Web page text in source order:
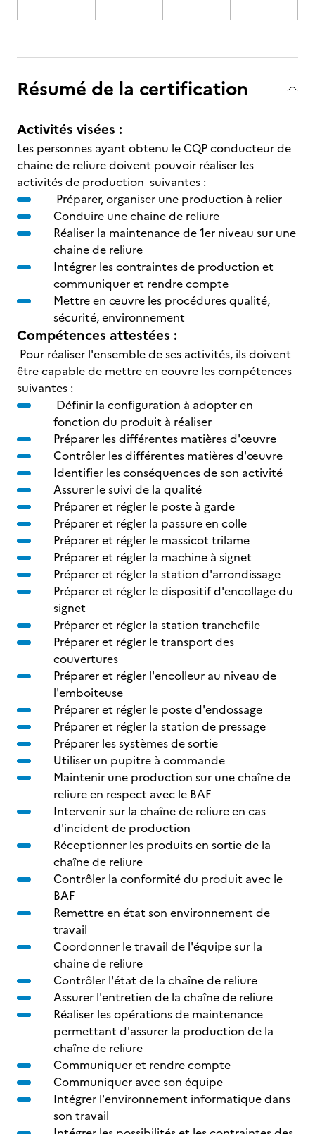
Résumé de la certification
Activités visées :
Les personnes ayant obtenu le CQP conducteur de
chaine de reliure doivent pouvoir réaliser les
activités de production suivantes :
Préparer, organiser une production à relier
Conduire une chaine de reliure
Réaliser la maintenance de 1er niveau sur une
chaine de reliure
Intégrer les contraintes de production et
communiquer et rendre compte
Mettre en œuvre les procédures qualité,
sécurité, environnement
Compétences attestées :
Pour réaliser l'ensemble de ses activités, ils doivent
être capable de mettre en eouvre les compétences
suivantes :
Définir la configuration à adopter en
fonction du produit à réaliser
Préparer les différentes matières d'œuvre
Contrôler les différentes matières d'œuvre
Identifier les conséquences de son activité
Assurer le suivi de la qualité
Préparer et régler le poste à garde
Préparer et régler la passure en colle
Préparer et régler le massicot trilame
Préparer et régler la machine à signet
Préparer et régler la station d'arrondissage
Préparer et régler le dispositif d'encollage du
signet
Préparer et régler la station tranchefile
Préparer et régler le transport des
couvertures
Préparer et régler l'encolleur au niveau de
l'emboiteuse
Préparer et régler le poste d'endossage
Préparer et régler la station de pressage
Préparer les systèmes de sortie
Utiliser un pupitre à commande
Maintenir une production sur une chaîne de
reliure en respect avec le BAF
Intervenir sur la chaîne de reliure en cas
d'incident de production
Réceptionner les produits en sortie de la
chaîne de reliure
Contrôler la conformité du produit avec le
BAF
Remettre en état son environnement de
travail
Coordonner le travail de l'équipe sur la
chaine de reliure
Contrôler l'état de la chaîne de reliure
Assurer l'entretien de la chaîne de reliure
Réaliser les opérations de maintenance
permettant d'assurer la production de la
chaîne de reliure
Communiquer et rendre compte
Communiquer avec son équipe
Intégrer l'environnement informatique dans
son travail